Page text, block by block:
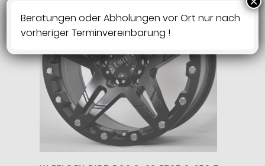
Beratungen oder Abholungen vor Ort nur nach
vorheriger Terminvereinbarung !